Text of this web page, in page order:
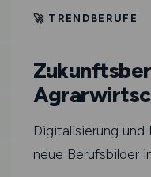
🚀 TRENDBERUFE
Digitalisierung
neue Berufsbilder